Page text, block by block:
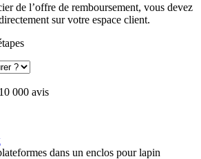
de l’offre de remboursement, vous devez
sur votre espace client.
000 avis
dans un enclos pour lapin